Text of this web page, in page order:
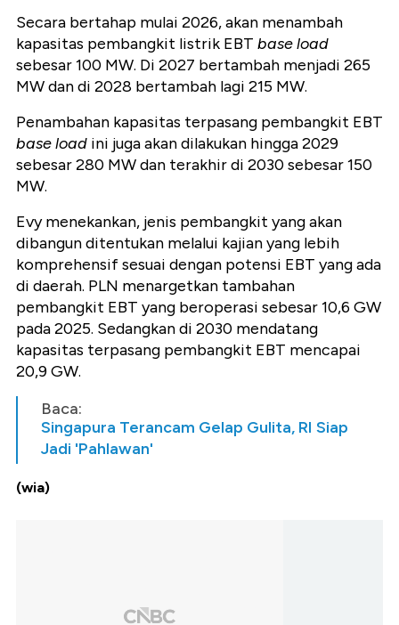
Secara bertahap mulai 2026, akan menambah
kapasitas pembangkit listrik EBT base load
sebesar 100 MW. Di 2027 bertambah menjadi 265
MW dan di 2028 bertambah lagi 215 MW.
Penambahan kapasitas terpasang pembangkit EBT
base load ini juga akan dilakukan hingga 2029
sebesar 280 MW dan terakhir di 2030 sebesar 150
MW.
Evy menekankan, jenis pembangkit yang akan
dibangun ditentukan melalui kajian yang lebih
komprehensif sesuai dengan potensi EBT yang ada
di daerah. PLN menargetkan tambahan
pembangkit EBT yang beroperasi sebesar 10,6 GW
pada 2025. Sedangkan di 2030 mendatang
kapasitas terpasang pembangkit EBT mencapai
20,9 GW.
Baca:
Singapura Terancam Gelap Gulita, RI Siap
Jadi 'Pahlawan'
(wia)